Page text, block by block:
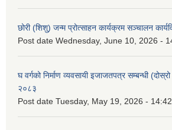
छोरी (शिशु) जन्म प्रोत्साहन कार्यक्रम सञ्चालन
Post date Wednesday, June 10, 2026 -
घ वर्गको निर्माण व्यवसायी इजाजतपत्र सम्बन्धी
२०८३
Post date Tuesday, May 19, 2026 - 14:42